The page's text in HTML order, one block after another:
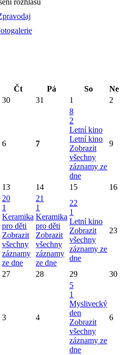
Čt Pá So
Ne
30 31 1 2
6 7
8
2
Letní kino
Letní kino
Zobrazit
všechny
záznamy ze
dne
9
13 14 15
16
20
1
Keramika
pro děti
Zobrazit
všechny
záznamy
ze dne
21
1
Keramika
pro děti
Zobrazit
všechny
záznamy
ze dne
22
1
Letní kino
Zobrazit
všechny
záznamy ze
dne
23
27 28 29 30
3 4
5
1
Myslivecký
den
Zobrazit
všechny
záznamy ze
dne
6